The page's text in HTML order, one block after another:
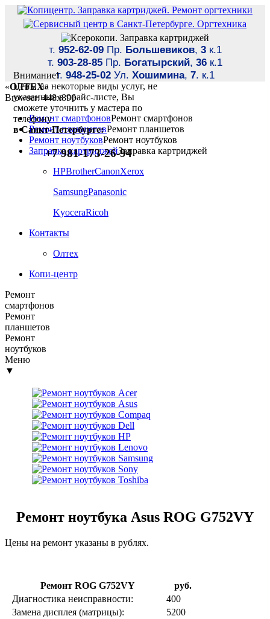
т. 952-62-09Пр. Большевиков, 3к.1
т. 903-28-85 Пр. Богатырский, 36 к.1
т. 948-25-02Ул. Хошимина, 7. к.1
«ОЛТЕХ»
Browser: 448x896
Ремонт смартфоновРемонт смартфонов
Ремонт планшетовРемонт планшетов
Ремонт ноутбуковРемонт ноутбуков
Заправка картриджейЗаправка картриджей
HPBrotherCanonXerox
SamsungPanasonic
KyoceraRicoh
Контакты
Олтех
Копи-центр
Ремонт
смартфонов
Ремонт
планшетов
Ремонт
ноутбуков
Меню
▼
Ремонт ноутбука Asus ROG G752VY
Цены на ремонт указаны в рублях.
Ремонт ROG G752VY
руб.
Диагностика неисправности:
400
Замена дисплея (матрицы):
5200
Внимание!
Цены на некоторые виды услуг, не
указанные в прайс-листе, Вы
сможете уточнить у мастера по
телефону
в Санкт-Петербурге:
+7 981-173-26-94